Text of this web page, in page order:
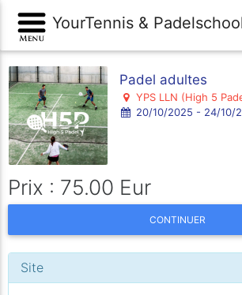
YourTennis &
Padel adultes
YPS LLN (High 5
20/10/2025 - 24/10/
Prix : 75.00 Eur
CONTINUER
Site